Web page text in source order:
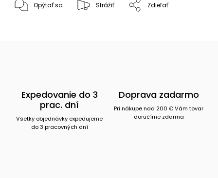
Opýtať sa Strážiť Zdieľať
Expedovanie do 3
prac. dní
Všetky objednávky expedujeme
do 3 pracovných dní
Doprava zadarmo
Pri nákupe nad 200 € Vám tovar
doručíme zdarma